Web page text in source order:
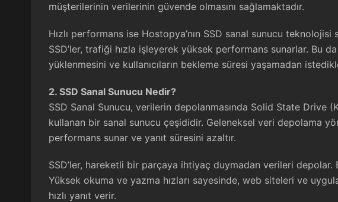
müşterilerinin verilerinin güvende olmasını sağlamaktadır.
Hızlı performans ise Hostopya’nın SSD sanal sunucu
SSD’ler, trafiği hızla işleyerek yüksek performans sunarlar. Bu
yüklenmesini ve kullanıcıların bekleme süresi yaşamadan
2. SSD Sanal Sunucu Nedir?
SSD Sanal Sunucu, verilerin depolanmasında Solid State Drive
kullanan bir sanal sunucu çeşididir. Geleneksel veri depolama
performans sunar ve yanıt süresini azaltır.
SSD’ler, hareketli bir parçaya ihtiyaç duymadan verileri depolar.
Yüksek okuma ve yazma hızları sayesinde, web siteleri ve
hızlı yanıt verir.